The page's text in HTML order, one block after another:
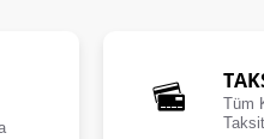
Tüm
Taksit